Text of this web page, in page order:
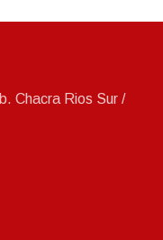
Chacra Rios Sur /